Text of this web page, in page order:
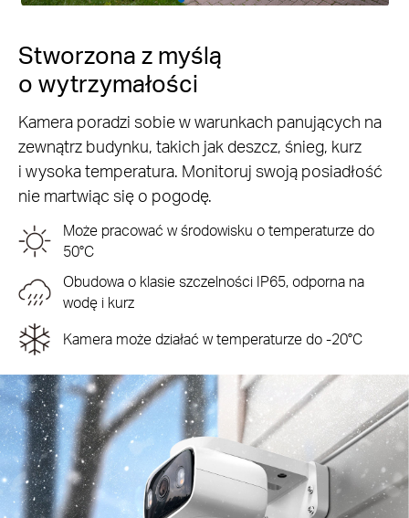
Stworzona z myślą
o wytrzymałości
Kamera poradzi sobie w warunkach panujących na
zewnątrz budynku, takich jak deszcz, śnieg, kurz
i wysoka temperatura. Monitoruj swoją posiadłość
nie martwiąc się o pogodę.
Może pracować w środowisku o temperaturze do
50°C
Obudowa o klasie szczelności IP65, odporna na
wodę i kurz
Kamera może działać w temperaturze do -20°C